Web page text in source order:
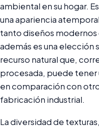
ambiental en su hogar.
una apariencia
tanto diseños
además es una elección
recurso natural que,
procesada, puede
en comparación con
fabricación industrial.
La diversidad de